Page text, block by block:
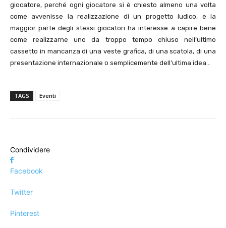
giocatore, perché ogni giocatore si è chiesto almeno una volta
come avvenisse la realizzazione di un progetto ludico, e la
maggior parte degli stessi giocatori ha interesse a capire bene
come realizzarne uno da troppo tempo chiuso nell’ultimo
cassetto in mancanza di una veste grafica, di una scatola, di una
presentazione internazionale o semplicemente dell’ultima idea…
TAGS Eventi
Condividere
Facebook
Twitter
Pinterest